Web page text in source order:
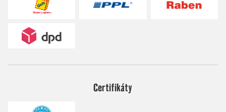
Certifikáty